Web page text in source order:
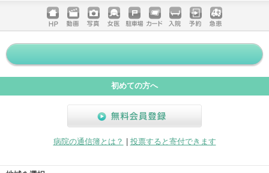
ホームペ
ージ
動画 写真 女医 駐車場
クレジッ
トカード
入院 予約 急患
初めての方へ
病院の通信簿とは？
投票すると寄付できます